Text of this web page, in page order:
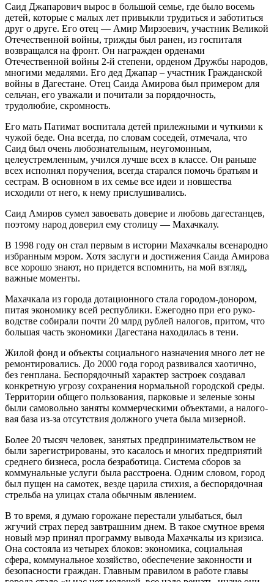
Саид Джапарович вырос в большой се­мье, где было восемь
детей, которые с ма­лых лет привыкли трудиться и заботиться
друг о друге. Его отец — Амир Мирзоевич, участник Великой
Отечественной войны, трижды был ранен, из госпиталя
возвра­щался на фронт. Он награжден орденами
Отечественной войны 2-й степени, орде­ном Дружбы народов,
многими медалями. Его дед Джапар – участник Гражданской
войны в Дагестане. Отец Саида Амирова был примером для
сельчан, его уважали и почитали за порядочность,
трудолюбие, скромность.
Его мать Патимат воспитала детей при­лежными и чуткими к
чужой беде. Она всегда, по словам соседей, отмечала, что
Саид был очень любознательным, не­угомонным,
целеустремленным, учился лучше всех в классе. Он раньше
всех ис­полнял поручения, всегда старался помочь братьям и
сестрам. В основном в их семье все идеи и новшества
исходили от него, к нему прислушивались.
Саид Амиров сумел завоевать доверие и любовь дагестанцев,
поэтому народ дове­рил ему столицу — Махачкалу.
В 1998 году он стал первым в истории Махачкалы всенародно
избранным мэром. Хотя заслуги и достижения Саида Амирова
все хорошо знают, но придется вспомнить, на мой взгляд,
важные моменты.
Махачкала из города дотационного ста­ла городом-донором,
питая экономику всей республики. Ежегодно при его руко­
водстве собирали почти 20 млрд рублей налогов, притом, что
большая часть эко­номики Дагестана находилась в тени.
Жилой фонд и объекты социального на­значения много лет не
ремонтировались. До 2000 года город развивался хаотично,
без генплана. Беспорядочный характер застроек создавал
конкретную угрозу со­хранения нормальной городской среды.
Территории общего пользования, парко­вые и зеленые зоны
были самовольно за­няты коммерческими объектами, а налого­
вая база из-за отсутствия должного учета была мизерной.
Более 20 тысяч человек, занятых пред­принимательством не
были зарегистриро­ваны, это касалось и многих предприятий
среднего бизнеса, росла безработица. Система сборов за
коммунальные услуги была расстроена. Одним словом, город
был пущен на самотек, везде царила сти­хия, а беспорядочная
стрельба на улицах стала обычным явлением.
В то время, я думаю горожане пере­стали улыбаться, был
жгучий страх перед завтрашним днем. В такое смутное вре­мя
новый мэр принял программу вывода Махачкалы из кризиса.
Она состояла из четырех блоков: экономика, социальная
сфера, коммунальное хозяйство, обеспе­чение законности и
безопасности граж­дан. Главным правилом в работе главы